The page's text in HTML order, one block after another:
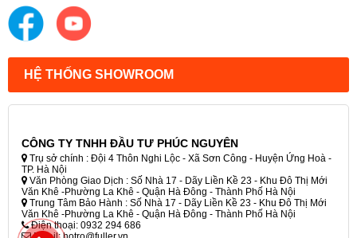
HỆ THỐNG SHOWROOM
CÔNG TY TNHH ĐẦU TƯ PHÚC NGUYÊN
Trụ sở chính : Đội 4 Thôn Nghi Lộc - Xã Sơn Công - Huyện Ứng Hoà -
TP. Hà Nội
Văn Phòng Giao Dịch : Số Nhà 17 - Dãy Liền Kề 23 - Khu Đô Thị Mới
Văn Khê -Phường La Khê - Quận Hà Đông - Thành Phố Hà Nội
Trung Tâm Bảo Hành : Số Nhà 17 - Dãy Liền Kề 23 - Khu Đô Thị Mới
Văn Khê -Phường La Khê - Quận Hà Đông - Thành Phố Hà Nội
Điện thoại: 0932 294 686